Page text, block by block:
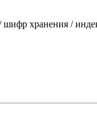
шифр хранения /